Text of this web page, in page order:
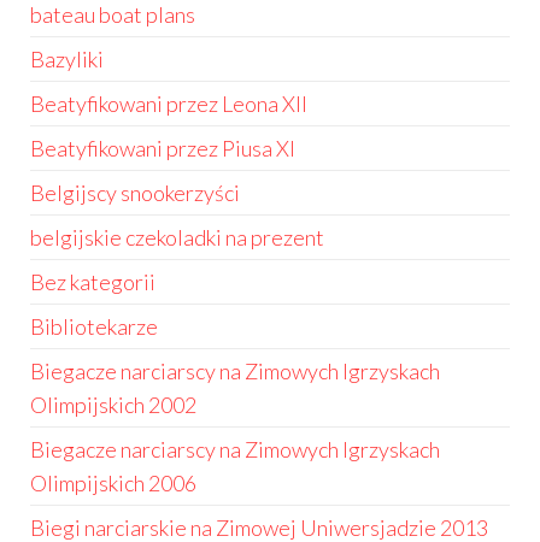
bateau boat plans
Bazyliki
Beatyfikowani przez Leona XII
Beatyfikowani przez Piusa XI
Belgijscy snookerzyści
belgijskie czekoladki na prezent
Bez kategorii
Bibliotekarze
Biegacze narciarscy na Zimowych Igrzyskach
Olimpijskich 2002
Biegacze narciarscy na Zimowych Igrzyskach
Olimpijskich 2006
Biegi narciarskie na Zimowej Uniwersjadzie 2013